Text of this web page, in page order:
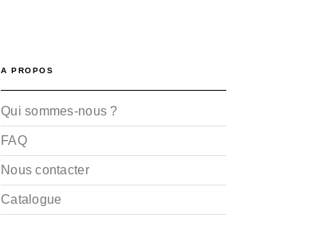
A PROPOS
Qui sommes-nous ?
FAQ
Nous contacter
Catalogue